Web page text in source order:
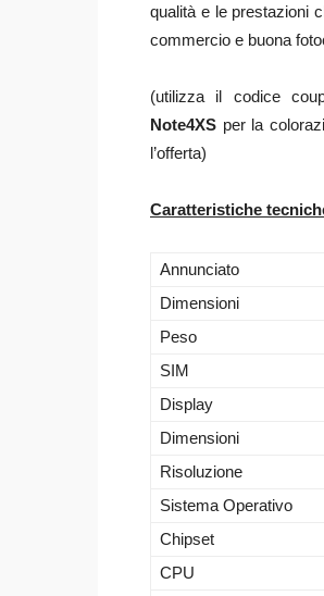
qualità e le prestazioni
commercio e buona
(utilizza il codice
Note4XS per la
l’offerta)
Caratteristiche
Annunciato
Dimensioni
Peso
SIM
Display
Dimensioni
Risoluzione
Sistema Operativo
Chipset
CPU